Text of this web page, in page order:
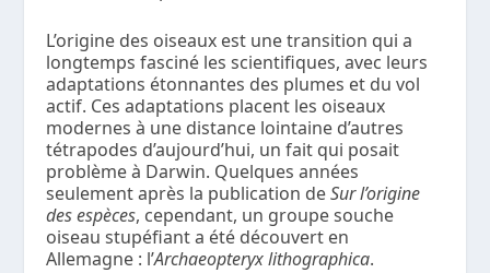
L’origine des oiseaux est une transition qui a
longtemps fasciné les scientifiques, avec leurs
adaptations étonnantes des plumes et du vol
actif. Ces adaptations placent les oiseaux
modernes à une distance lointaine d’autres
tétrapodes d’aujourd’hui, un fait qui posait
problème à Darwin. Quelques années
seulement après la publication deSur l’origine
des espèces, cependant, un groupe souche
oiseau stupéfiant a été découvert en
Allemagne : l’Archaeopteryx lithographica.